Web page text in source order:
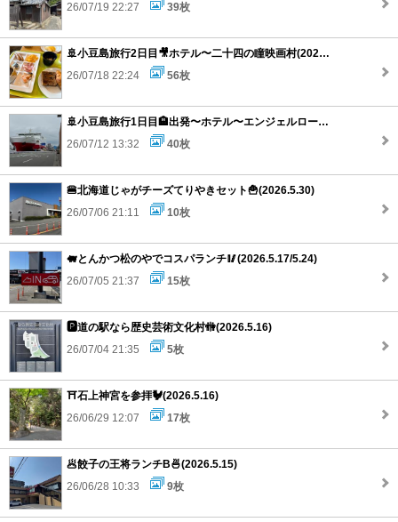
26/07/19 22:27
39枚
🚢小豆島旅行2日目🎥ホテル〜二十四の瞳映画村(2026.6.6)
26/07/18 22:24
56枚
🚢小豆島旅行1日目🏨出発〜ホテル〜エンジェルロード(2026.6.5)
26/07/12 13:32
40枚
🍔北海道じゃがチーズてりやきセット🍟(2026.5.30)
26/07/06 21:11
10枚
🐖とんかつ松のやでコスパランチ🥢(2026.5.17/5.24)
26/07/05 21:37
15枚
🅿️道の駅なら歴史芸術文化村🚻(2026.5.16)
26/07/04 21:35
5枚
⛩️石上神宮を参拝🐓(2026.5.16)
26/06/29 12:07
17枚
🥟餃子の王将ランチB🍜(2026.5.15)
26/06/28 10:33
9枚